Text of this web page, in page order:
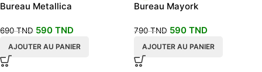
Bureau Metallica
690TND 590 TND
AJOUTER AU PANIER
Bureau Mayork
790TND 590 TND
AJOUTER AU PANIER